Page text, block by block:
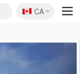
🇨🇦
CA